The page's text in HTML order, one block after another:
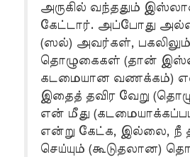
அருகில் வந்ததும்
கேட்டார். அப்போது
(ஸல்) அவர்கள், பகலிலும்
தொழுகைகள் (தான்
கடமையான வணக்கம்)
இதைத் தவிர வேறு
என் மீது
என்று கேட்க, இல்லை, நீ
செய்யும் (கூடுதலான)